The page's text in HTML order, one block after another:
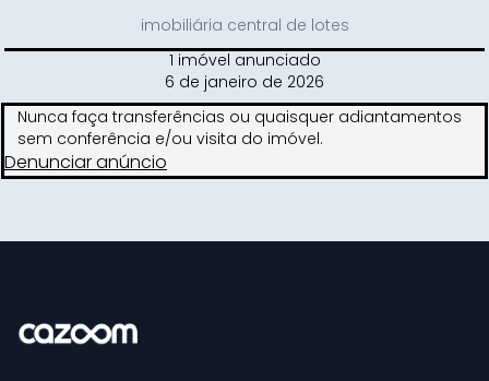
imobiliária central de lotes
1 imóvel anunciado
6 de janeiro de 2026
Nunca faça transferências ou quaisquer adiantamentos
sem conferência e/ou visita do imóvel.
Denunciar anúncio